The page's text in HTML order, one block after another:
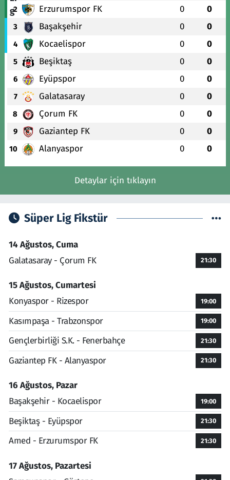
2 Erzurumspor FK 0 0
3 Başakşehir 0 0
4 Kocaelispor 0 0
5 Beşiktaş 0 0
6 Eyüpspor 0 0
7 Galatasaray 0 0
8 Çorum FK 0 0
9 Gaziantep FK 0 0
10 Alanyaspor 0 0
Detaylar için tıklayın
Süper Lig Fikstür
14 Ağustos, Cuma
Galatasaray - Çorum FK
21:30
15 Ağustos, Cumartesi
Konyaspor - Rizespor
19:00
Kasımpaşa - Trabzonspor 19:00
Gençlerbirliği S.K. - Fenerbahçe 21:30
Gaziantep FK - Alanyaspor 21:30
16 Ağustos, Pazar
Başakşehir - Kocaelispor
19:00
Beşiktaş - Eyüpspor 21:30
Amed - Erzurumspor FK 21:30
17 Ağustos, Pazartesi